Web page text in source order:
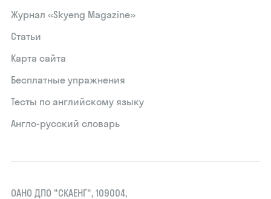
Журнал «Skyeng Magazine»
Статьи
Карта сайта
Бесплатные упражнения
Тесты по английскому языку
Англо-русский словарь
ОАНО ДПО "СКАЕНГ", 109004,